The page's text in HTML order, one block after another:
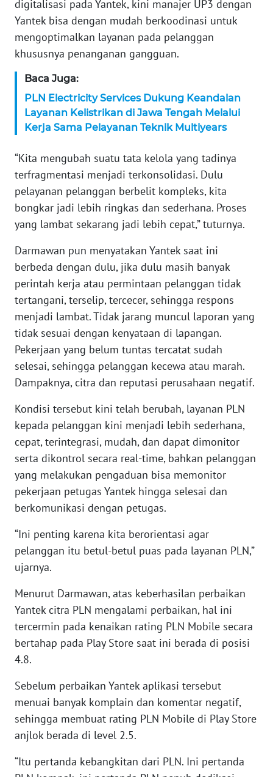
digitalisasi pada Yantek, kini manajer UP3 dengan
Yantek bisa dengan mudah berkoodinasi untuk
mengoptimalkan layanan pada pelanggan
khususnya penanganan gangguan.
Baca Juga:
PLN Electricity Services Dukung Keandalan
Layanan Kelistrikan di Jawa Tengah Melalui
Kerja Sama Pelayanan Teknik Multiyears
“Kita mengubah suatu tata kelola yang tadinya
terfragmentasi menjadi terkonsolidasi. Dulu
pelayanan pelanggan berbelit kompleks, kita
bongkar jadi lebih ringkas dan sederhana. Proses
yang lambat sekarang jadi lebih cepat,” tuturnya.
Darmawan pun menyatakan Yantek saat ini
berbeda dengan dulu, jika dulu masih banyak
perintah kerja atau permintaan pelanggan tidak
tertangani, terselip, tercecer, sehingga respons
menjadi lambat. Tidak jarang muncul laporan yang
tidak sesuai dengan kenyataan di lapangan.
Pekerjaan yang belum tuntas tercatat sudah
selesai, sehingga pelanggan kecewa atau marah.
Dampaknya, citra dan reputasi perusahaan negatif.
Kondisi tersebut kini telah berubah, layanan PLN
kepada pelanggan kini menjadi lebih sederhana,
cepat, terintegrasi, mudah, dan dapat dimonitor
serta dikontrol secara real-time, bahkan pelanggan
yang melakukan pengaduan bisa memonitor
pekerjaan petugas Yantek hingga selesai dan
berkomunikasi dengan petugas.
“Ini penting karena kita berorientasi agar
pelanggan itu betul-betul puas pada layanan PLN,”
ujarnya.
Menurut Darmawan, atas keberhasilan perbaikan
Yantek citra PLN mengalami perbaikan, hal ini
tercermin pada kenaikan rating PLN Mobile secara
bertahap pada Play Store saat ini berada di posisi
4.8.
Sebelum perbaikan Yantek aplikasi tersebut
menuai banyak komplain dan komentar negatif,
sehingga membuat rating PLN Mobile di Play Store
anjlok berada di level 2.5.
“Itu pertanda kebangkitan dari PLN. Ini pertanda
JAMBI
WN
SULTRA
WN
NTB
SULTENG
WN
SULBAR
BABEL
WN
SUMBAR
WN
SUMSEL
WN
BENGKULU
WN
LAMPUNG
JATENG
WN
WN
JOGJA
JATIM
WN
BALI
WN
KALBAR
WN